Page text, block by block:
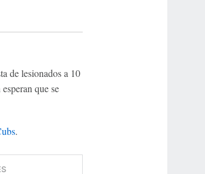
de lesionados a 10
que se
.